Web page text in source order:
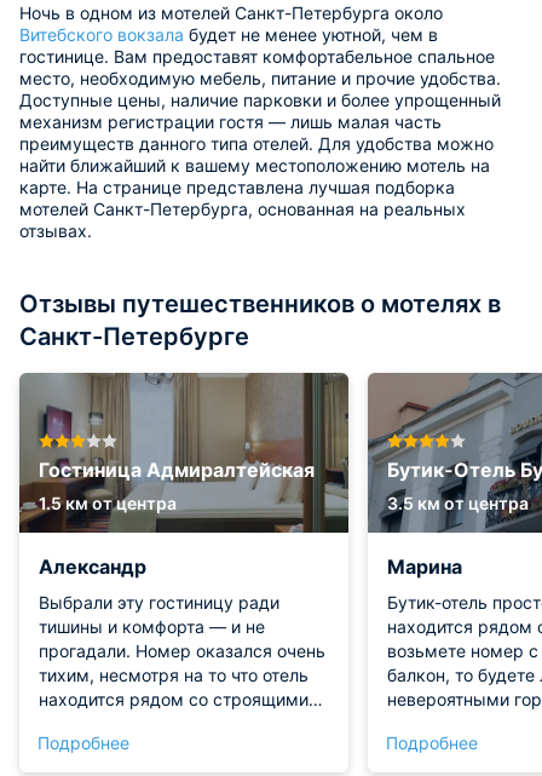
Ночь в одном из мотелей Санкт-Петербурга около
Витебского вокзала будет не менее уютной, чем в
гостинице. Вам предоставят комфортабельное спальное
место, необходимую мебель, питание и прочие удобства.
Доступные цены, наличие парковки и более упрощенный
механизм регистрации гостя — лишь малая часть
преимуществ данного типа отелей. Для удобства можно
найти ближайший к вашему местоположению мотель на
карте. На странице представлена лучшая подборка
мотелей Санкт-Петербурга, основанная на реальных
отзывах.
Отзывы путешественников о мотелях в
Санкт-Петербурге
Гостиница Адмиралтейская
1.5 км от центра
Александр
Выбрали эту гостиницу ради
тишины и комфорта — и не
прогадали. Номер оказался очень
тихим, несмотря на то что отель
находится рядом со строящимися
внутренний двор, поэтому
уличного шума почти не слышно.
Подробнее
Бутик-Отель
3.5 км от центра
Марина
Бутик-отель
находится рядом
возьмете номер
балкон, то будете
невероятными
просто
номере нас все
Подробнее